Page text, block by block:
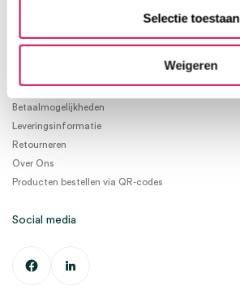
Selectie toestaan
Weigeren
Ma. t/m Vrij. 08:30 - 17:00
Betaalmogelijkheden
Leveringsinformatie
Retourneren
Over Ons
Producten bestellen via QR-codes
Social media